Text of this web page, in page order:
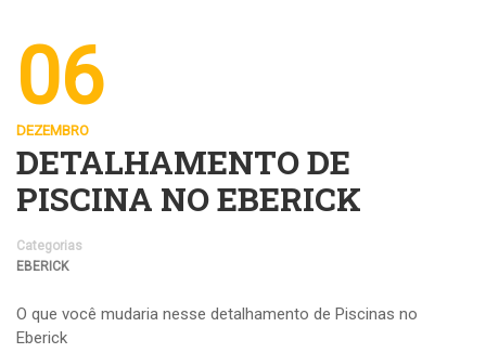
06
DEZEMBRO
DETALHAMENTO DE
PISCINA NO EBERICK
Categorias
EBERICK
O que você mudaria nesse detalhamento de Piscinas no
Eberick